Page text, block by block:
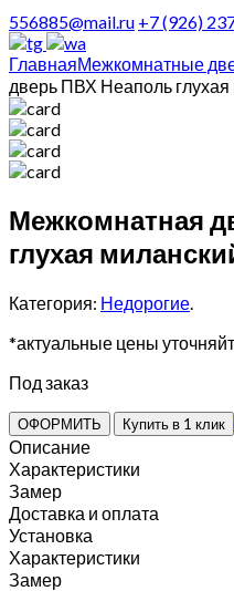
556885@mail.ru +7 (926)
ГлавнаяМежкомнатные
дверь ПВХ Неаполь
Межкомнатная
глухая
Категория: Недорогие.
*актуальные цены
Под заказ
ОФОРМИТЬ Купить в 1 клик
Описание
Характеристики
Замер
Доставка и оплата
Установка
Характеристики
Замер